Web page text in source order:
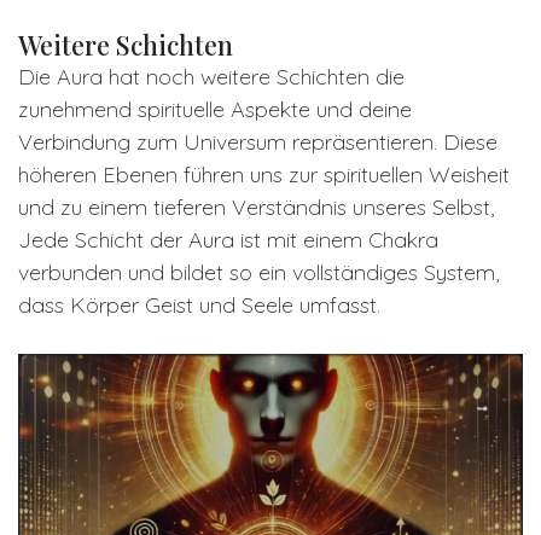
Weitere Schichten
Die Aura hat noch weitere Schichten die
zunehmend spirituelle Aspekte und deine
Verbindung zum Universum repräsentieren. Diese
höheren Ebenen führen uns zur spirituellen Weisheit
und zu einem tieferen Verständnis unseres Selbst,
Jede Schicht der Aura ist mit einem Chakra
verbunden und bildet so ein vollständiges System,
dass Körper Geist und Seele umfasst.